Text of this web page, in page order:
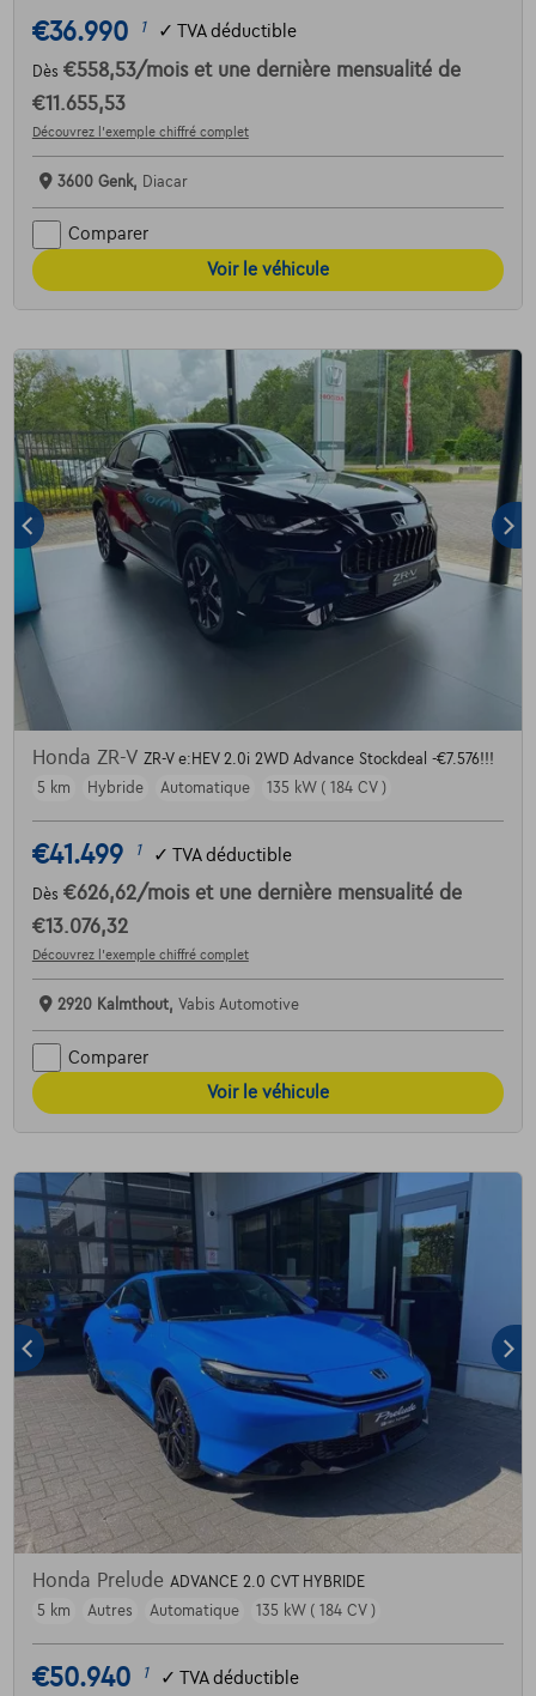
€36.990 1 ✓ TVA déductible
Dès €558,53/mois et une dernière mensualité de
€11.655,53
Découvrez l’exemple chiffré complet
3600 Genk, Diacar
Comparer
Voir le véhicule
Honda ZR-V ZR-V e:HEV 2.0i 2WD Advance Stockdeal -€7.576!!!
5 km
Hybride Automatique 135 kW ( 184 CV )
€41.499 1 ✓ TVA déductible
Dès €626,62/mois et une dernière mensualité de
€13.076,32
Découvrez l’exemple chiffré complet
2920 Kalmthout, Vabis Automotive
Comparer
Voir le véhicule
Honda Prelude ADVANCE 2.0 CVT HYBRIDE
5 km
Autres Automatique 135 kW ( 184 CV )
€50.940 1 ✓ TVA déductible